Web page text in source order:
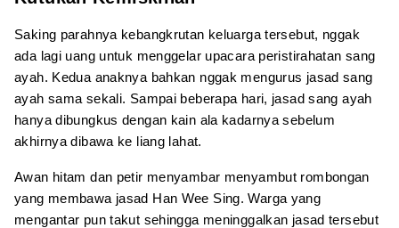
Saking parahnya kebangkrutan keluarga tersebut, nggak
ada lagi uang untuk menggelar upacara peristirahatan sang
ayah. Kedua anaknya bahkan nggak mengurus jasad sang
ayah sama sekali. Sampai beberapa hari, jasad sang ayah
hanya dibungkus dengan kain ala kadarnya sebelum
akhirnya dibawa ke liang lahat.
Awan hitam dan petir menyambar menyambut rombongan
yang membawa jasad Han Wee Sing. Warga yang
mengantar pun takut sehingga meninggalkan jasad tersebut